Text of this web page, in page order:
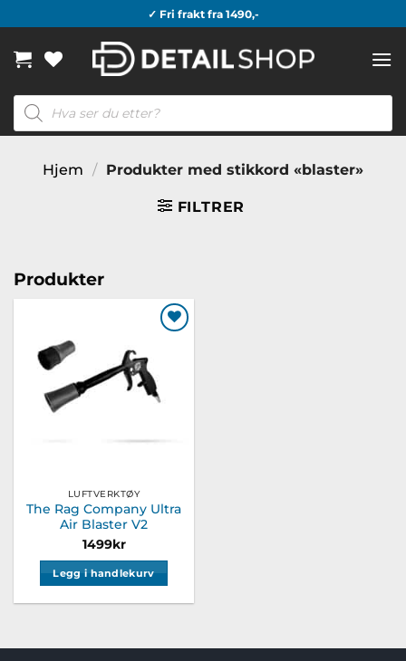
to
content
✓ Fri frakt fra 1490,-
Products
search
Hjem / Produkter med stikkord «blaster»
FILTRER
Produkter
ønskeliste
LUFTVERKTØY
The Rag Company Ultra
Air Blaster V2
1499kr
Legg i handlekurv